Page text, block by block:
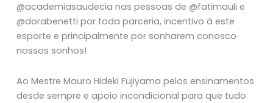
@academiasaudecia nas pessoas de @fatimauli e
@dorabenetti por toda parceria, incentivo à este
esporte e principalmente por sonharem conosco
nossos sonhos!
Ao Mestre Mauro Hideki Fujiyama pelos ensinamentos
desde sempre e apoio incondicional para que tudo